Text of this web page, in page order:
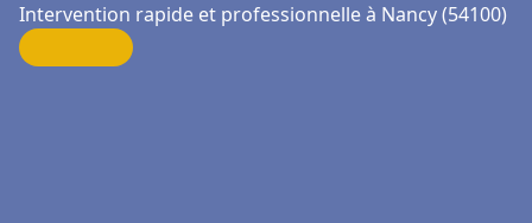
Intervention rapide et professionnelle à Nancy (54100)